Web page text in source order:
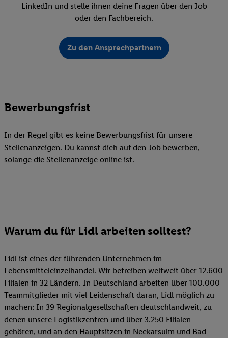
LinkedIn und stelle ihnen deine Fragen über den Job
oder den Fachbereich.
Zu den Ansprechpartnern
Bewerbungsfrist
In der Regel gibt es keine Bewerbungsfrist für unsere
Stellenanzeigen. Du kannst dich auf den Job bewerben,
solange die Stellenanzeige online ist.
Warum du für Lidl arbeiten solltest?
Lidl ist eines der führenden Unternehmen im
Lebensmitteleinzelhandel. Wir betreiben weltweit über 12.600
Filialen in 32 Ländern. In Deutschland arbeiten über 100.000
Teammitglieder mit viel Leidenschaft daran, Lidl möglich zu
machen: In 39 Regionalgesellschaften deutschlandweit, zu
denen unsere Logistikzentren und über 3.250 Filialen
gehören, und an den Hauptsitzen in Neckarsulm und Bad